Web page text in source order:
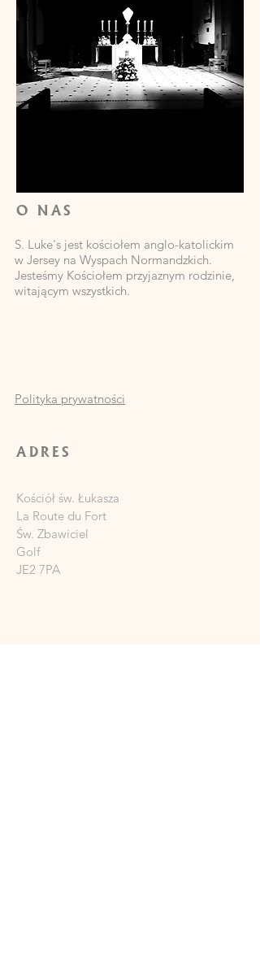
O NAS
S. Luke's jest kościołem anglo-katolickim
w Jersey na Wyspach Normandzkich.
Jesteśmy Kościołem przyjaznym rodzinie,
witającym wszystkich.
Polityka prywatności
ADRES
Kościół św. Łukasza
La Route du Fort
Św. Zbawiciel
Golf
JE2 7PA